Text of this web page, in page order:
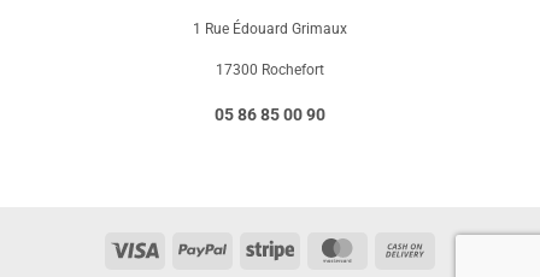
1 Rue Édouard Grimaux
17300 Rochefort
05 86 85 00 90
Visa PayPal Stripe MasterCard